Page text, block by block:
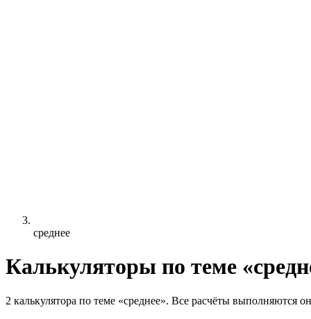
среднее
Калькуляторы по теме
2 калькулятора по теме «среднее». Все расчёты выполняются